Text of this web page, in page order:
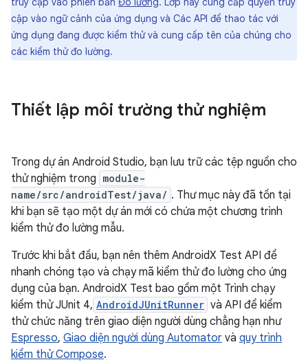
cập vào ngữ cảnh của ứng dụng và Các API để thao tác với
ứng dụng đang được kiểm thử và cung cấp tên của chúng cho
các kiểm thử đo lường.
Thiết lập môi trường thử nghiệm
Trong dự án Android Studio, bạn lưu trữ các tệp nguồn cho
thử nghiệm trong module-
name/src/androidTest/java/ . Thư mục này đã tồn tại
khi bạn sẽ tạo một dự án mới có chứa một chương trình
kiểm thử đo lường mẫu.
Trước khi bắt đầu, bạn nên thêm AndroidX Test API để
nhanh chóng tạo và chạy mã kiểm thử đo lường cho ứng
dụng của bạn. AndroidX Test bao gồm một Trình chạy
kiểm thử JUnit 4, AndroidJUnitRunner và API để kiểm
thử chức năng trên giao diện người dùng chẳng hạn như
Espresso, Giao diện người dùng Automator và quy trình
kiểm thử Compose.